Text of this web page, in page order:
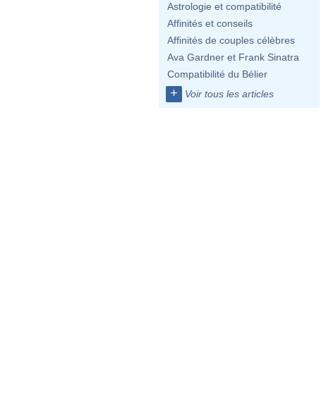
Astrologie et compatibilité
Affinités et conseils
Affinités de couples célèbres
Ava Gardner et Frank Sinatra
Compatibilité du Bélier
+ Voir tous les articles